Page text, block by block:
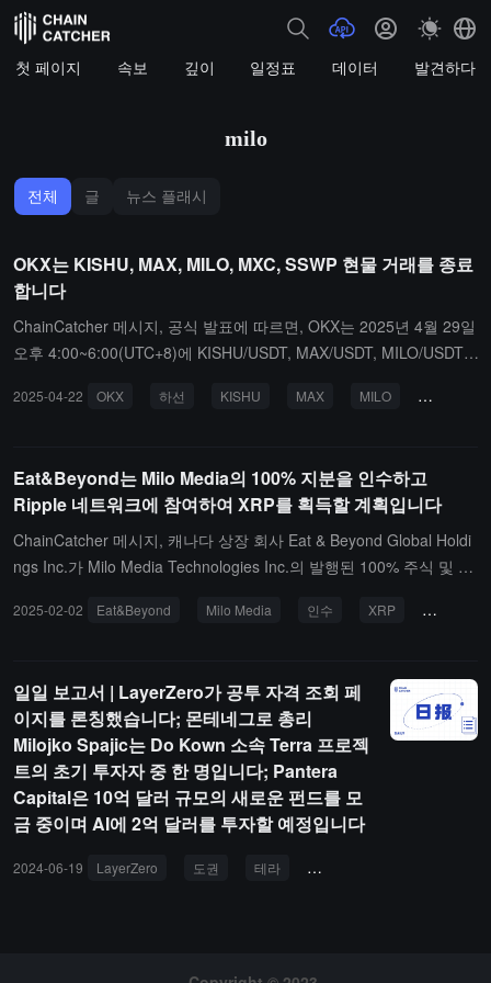
첫 페이지 속보 깊이 일정표 데이터 발견하다
milo
전체 글 뉴스 플래시
OKX는 KISHU, MAX, MILO, MXC, SSWP 현물 거래를 종료
합니다
ChainCatcher 메시지, 공식 발표에 따르면, OKX는 2025년 4월 29일
오후 4:00~6:00(UTC+8)에 KISHU/USDT, MAX/USDT, MILO/USDT,
코인 충전은 4월 22일에 중단되었으며, 출금은 7월 29일에 중단됩니
2025-04-22 OKX 하선 KISHU MAX MILO MXC
Eat&Beyond는 Milo Media의 100% 지분을 인수하고
Ripple 네트워크에 참여하여 XRP를 획득할 계획입니다
ChainCatcher 메시지, 캐나다 상장 회사 Eat & Beyond Global Holdi
ngs Inc.가 Milo Media Technologies Inc.의 발행된 100% 주식 및 10
표했습니다. 최종 계약은 캐나다 증권 거래소의 승인을 받아야 합니
인프라 솔루션을 활용하여 Ripple 네트워크에서 XRP를 획득할 계획
입니다. 이는 비트코인 채굴자가 비트코인을 얻는 방식과 유사하며,
전략적으로 블록체인 금융 인프라에 자신을 위치시키고자 합니다.
2025-02-02 Eat&Beyond Milo Media 인수 XRP 리플
일일 보고서 | LayerZero가 공투 자격 조회 페
이지를 론칭했습니다; 몬테네그로 총리
Milojko Spajic는 Do Kown 소속 Terra 프로젝
트의 초기 투자자 중 한 명입니다; Pantera
Capital은 10억 달러 규모의 새로운 펀드를 모
금 중이며 AI에 2억 달러를 투자할 예정입니다
2024-06-19 LayerZero 도권 테라 판테라 캐피탈